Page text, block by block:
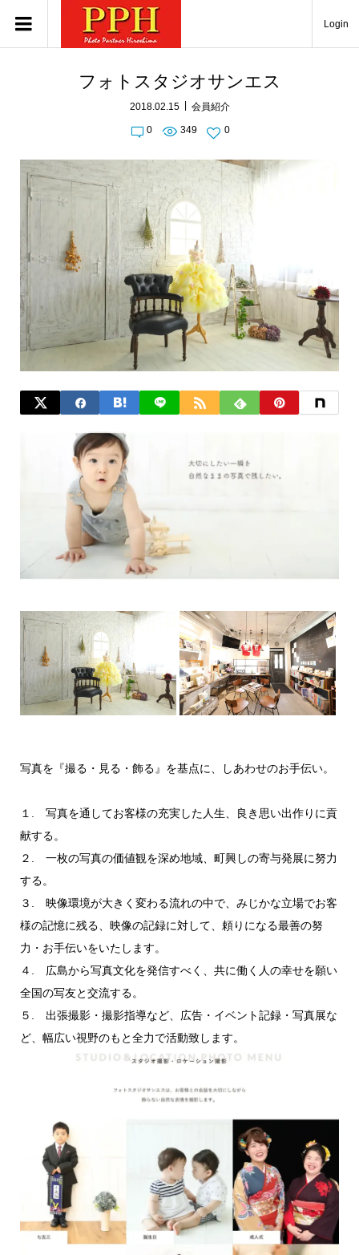
Login
フォトスタジオサンエス
2018.02.15 会員紹介
0 349 0
写真を『撮る・見る・飾る』を基点に、しあわせのお手伝い。
１. 写真を通してお客様の充実した人生、良き思い出作りに貢
献する。
２. 一枚の写真の価値観を深め地域、町興しの寄与発展に努力
する。
３. 映像環境が大きく変わる流れの中で、みじかな立場でお客
様の記憶に残る、映像の記録に対して、頼りになる最善の努
力・お手伝いをいたします。
４. 広島から写真文化を発信すべく、共に働く人の幸せを願い
全国の写友と交流する。
５. 出張撮影・撮影指導など、広告・イベント記録・写真展な
ど、幅広い視野のもと全力で活動致します。